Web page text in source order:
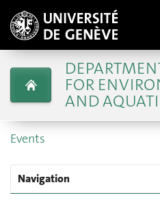
FOR
AND
Events
Navigation